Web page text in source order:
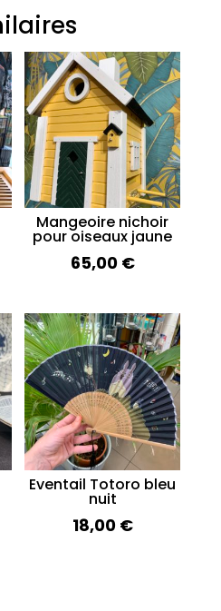
:
€.
Mangeoire nichoir
pour oiseaux jaune
65,00 €
Eventail Totoro bleu
nuit
18,00 €